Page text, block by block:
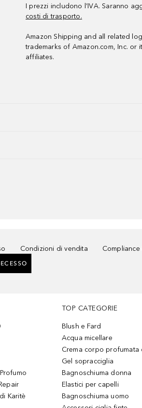
I prezzi includono l’IVA. Saranno
costi di trasporto.
Amazon Shipping and all related
trademarks of Amazon.com, Inc. or
affiliates.
Condizioni di vendita
Karitè
TOP CATEGORIE
Blush e Fard
Acqua micellare
Crema corpo profumata
Gel sopracciglia
Bagnoschiuma donna
Elastici per capelli
Bagnoschiuma uomo